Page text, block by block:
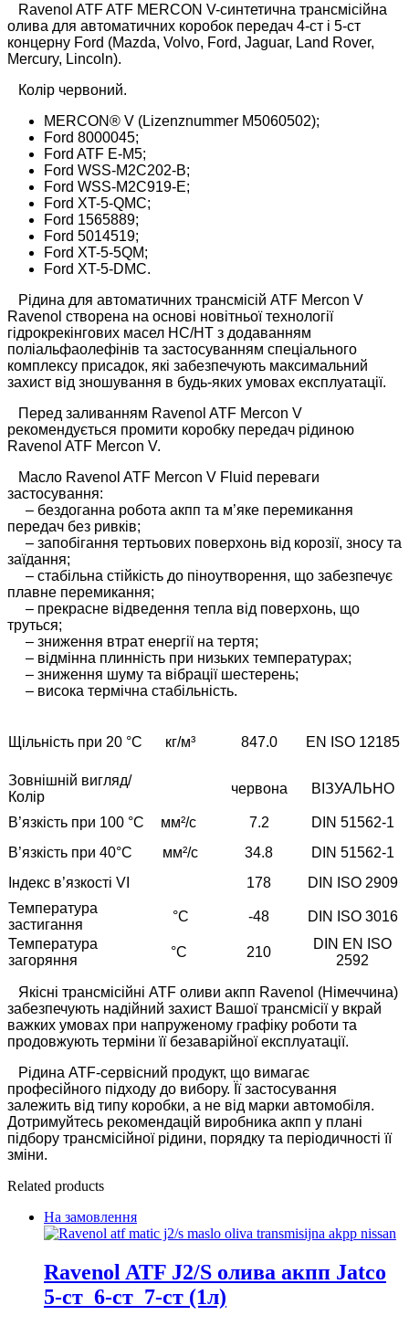
Ravenol ATF ATF MERCON V-синтетична трансмісійна
олива для автоматичних коробок передач 4-ст і 5-ст
концерну Ford (Mazda, Volvo, Ford, Jaguar, Land Rover,
Mercury, Lincoln).
Колір червоний.
MERCON® V (Lizenznummer M5060502);
Ford 8000045;
Ford ATF E-M5;
Ford WSS-M2C202-B;
Ford WSS-M2C919-E;
Ford XT-5-QMC;
Ford 1565889;
Ford 5014519;
Ford XT-5-5QM;
Ford XT-5-DMC.
Рідина для автоматичних трансмісій ATF Mercon V
Ravenol створена на основі новітньої технології
гідрокрекінгових масел HC/HT з додаванням
поліальфаолефінів та застосуванням спеціального
комплексу присадок, які забезпечують максимальний
захист від зношування в будь-яких умовах експлуатації.
Перед заливанням Ravenol ATF Mercon V
рекомендується промити коробку передач рідиною
Ravenol ATF Mercon V.
Масло Ravenol ATF Mercon V Fluid переваги
застосування:
– бездоганна робота акпп та м’яке перемикання
передач без ривків;
– запобігання тертьових поверхонь від корозії, зносу та
заїдання;
– стабільна стійкість до піноутворення, що забезпечує
плавне перемикання;
– прекрасне відведення тепла від поверхонь, що
труться;
– зниження втрат енергії на тертя;
– відмінна плинність при низьких температурах;
– зниження шуму та вібрації шестерень;
– висока термічна стабільність.
Щільність при 20 °C кг/м³ 847.0 EN ISO 12185
Зовнішній вигляд/
Колір
червона ВІЗУАЛЬНО
В’язкість при 100 °C мм²/с 7.2
DIN 51562-1
В’язкість при 40°C
мм²/с 34.8
DIN 51562-1
Індекс в’язкості VI
178
DIN ISO 2909
Температура
застигання
°С -48
DIN ISO 3016
Температура
загоряння
°С 210
DIN EN ISO
2592
Якісні трансмісійні ATF оливи акпп Ravenol (Німеччина)
забезпечують надійний захист Вашої трансмісії у вкрай
важких умовах при напруженому графіку роботи та
продовжують терміни її безаварійної експлуатації.
Рідина ATF-сервісний продукт, що вимагає
професійного підходу до вибору. Її застосування
залежить від типу коробки, а не від марки автомобіля.
Дотримуйтесь рекомендацій виробника акпп у плані
підбору трансмісійної рідини, порядку та періодичності її
зміни.
Related products
На замовлення
Ravenol ATF J2/S олива акпп Jatco
5-ст_6-ст_7-ст (1л)